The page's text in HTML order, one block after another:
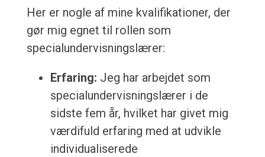
Her er nogle af mine kvalifikationer, der
gør mig egnet til rollen som
specialundervisningslærer:
Erfaring: Jeg har arbejdet som
specialundervisningslærer i de
sidste fem år, hvilket har givet mig
værdifuld erfaring med at udvikle
individualiserede